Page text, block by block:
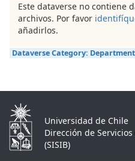
Este dataverse no contiene
archivos. Por favor
añadirlos.
Dataverse Category: Department
Universidad de Chile
Dirección de
(SISIB)